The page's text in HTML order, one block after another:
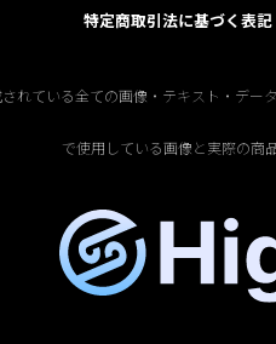
特定商取引法に基づく表記
れている全ての画像・テキスト・デー
で使用している画像と実際の商